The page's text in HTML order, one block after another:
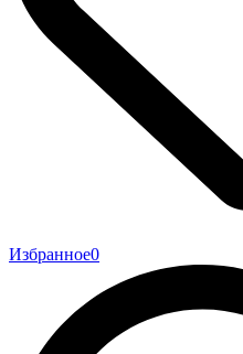
Избранное0